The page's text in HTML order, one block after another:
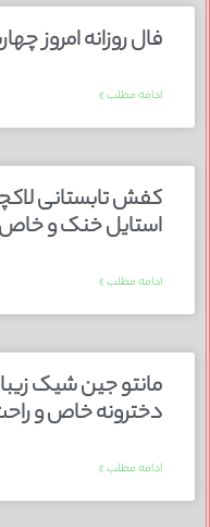
فال روزانه امروز چهارشنبه
ادامه مطلب »
استایل خنک و
ادامه مطلب »
دخترونه خاص و
ادامه مطلب »